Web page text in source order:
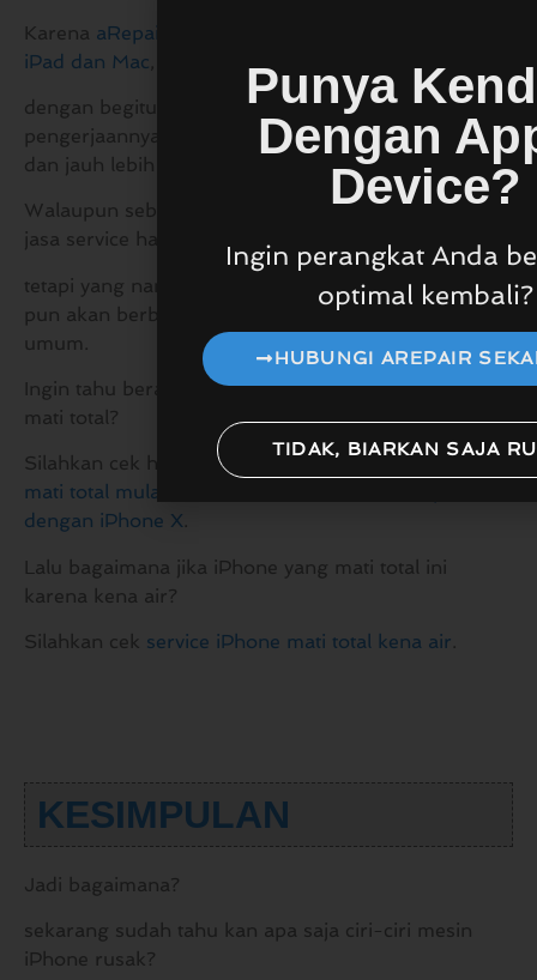
Karena aRepair adalah jasa spesialis reparasi iPhone
iPad dan Mac
dengan begitu hasil analisa kerusakan dan juga hasil
pengerjaannya pun dijamin jauh lebih rapih, teliti
dan jauh lebih baik.
Walaupun sebenarnya Anda bisa saja menggunakan
jasa service handphone pada umumnya,
tetapi yang namanya jasa spesialis pasti kualitasnya
pun akan berbeda dengan jasa perbaikan yang
umum.
Ingin tahu berapa estimasi harga perbaikan iPhone
mati total?
Silahkan cek halaman estimasi
harga service iPhone
mati total mulai dari iPhone 4, 5, 6, 7, 8 sampai
dengan iPhone X.
Lalu bagaimana jika iPhone yang mati total ini
karena kena air?
Silahkan cek service iPhone mati total kena air.
KESIMPULAN
Jadi bagaimana?
sekarang sudah tahu kan apa saja ciri-ciri mesin
iPhone rusak?
Punya
Dengan
Device?
Ingin perangkat Anda
optimal kembali?
HUBUNGI AREPAIR
TIDAK, BIARKAN SAJA